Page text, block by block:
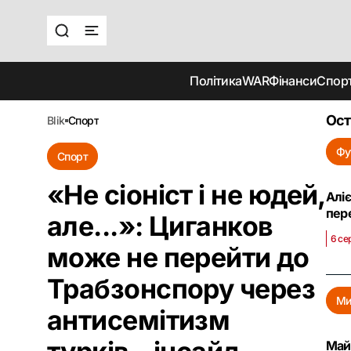
ПолітикаWARФінанси
blik спорт
Спорт
«Не сіоніст і не юдей,
але...»: Циганков
може не перейти до
Трабзонспору через
антисемітизм
6